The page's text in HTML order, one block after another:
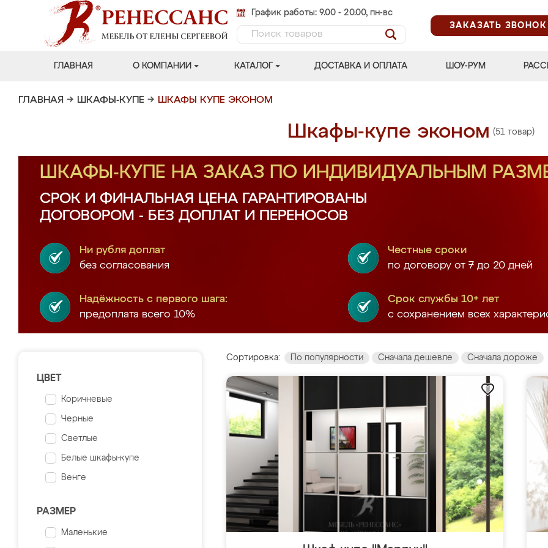
График работы: 9.00 - 20.00, пн-вс
ЗАКАЗАТЬ ЗВОНОК
ГЛАВНАЯ О КОМПАНИИ КАТАЛОГ ДОСТАВКА И ОПЛАТА ШОУ-РУМ
ГЛАВНАЯ → ШКАФЫ-КУПЕ → ШКАФЫ КУПЕ ЭКОНОМ
Шкафы-купе эконом (51 товар)
ШКАФЫ-КУПЕ НА ЗАКАЗ ПО ИНДИВИДУАЛЬНЫМ
СРОК И ФИНАЛЬНАЯ ЦЕНА ГАРАНТИРОВАНЫ
ДОГОВОРОМ - БЕЗ ДОПЛАТ И ПЕРЕНОСОВ
Ни рубля доплат
без согласования
Честные сроки
по договору от 7 до 20 дней
Надёжность с первого шага:
предоплата всего 10%
Срок службы 10+ лет
с сохранением всех
ЦВЕТ
Коричневые
Черные
Светлые
Белые шкафы-купе
Венге
РАЗМЕР
Маленькие
Сортировка: По популярности Сначала дешевле Сначала дороже